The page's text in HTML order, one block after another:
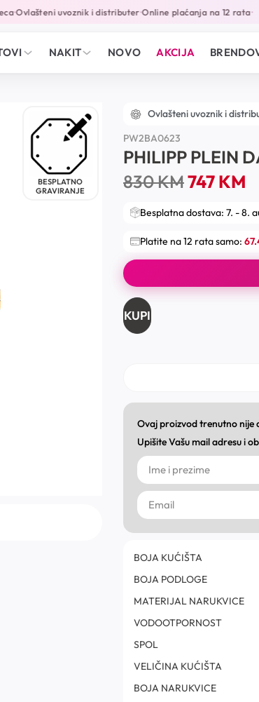
•Ovlašteni uvoznik i distributer•Online plaćanja na 12 rata•
NAKIT NOVO AKCIJA
BESPLATNO
GRAVIRANJE
Ovlašteni uvoznik i
PW2BA0623
PHILIPP PLEIN
830KM747KM
Besplatna dostava: 7. - 8.
Platite na 12 rata samo:
KUPI
Ovaj proizvod trenutno nije
Upišite Vašu mail adresu i
BOJA KUĆIŠTA
BOJA PODLOGE
MATERIJAL NARUKVICE
VODOOTPORNOST
SPOL
VELIČINA KUĆIŠTA
BOJA NARUKVICE